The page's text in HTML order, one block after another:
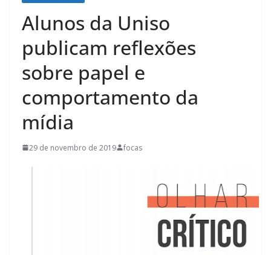
Alunos da Uniso
publicam reflexões
sobre papel e
comportamento da
mídia
29 de novembro de 2019 focas